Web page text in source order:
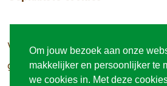
Om jouw bezoek aan onze
makkelijker en persoonlijker te
we cookies in. Met deze
Vanuit lunchatyourdesk.nl
geplaatst: